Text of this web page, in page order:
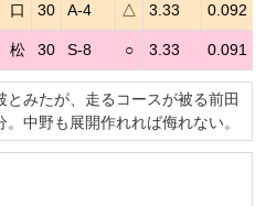
口 30 A-4 △ 3.33 0.092
松 30 S-8 ○ 3.33 0.091
みたが、走るコースが被る前田
中野も展開作れれば侮れない。